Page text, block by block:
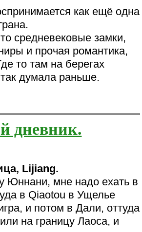
как ещё одна
средневековые замки,
и прочая романтика,
то там на берегах
думала раньше.
дневник.
Lijiang.
Юннани, мне надо ехать в
в Qiaotou в Ущелье
и потом в Дали, оттуда
на границу Лаоса, и